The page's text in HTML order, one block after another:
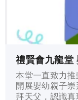
禮賢會九龍堂
本堂一直致力推
開展嬰幼親子
拜天父，認識真